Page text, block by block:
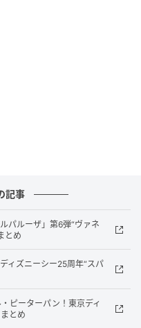
祭が企画されていま
ウントと小柳社長アカ
る予定で、30万食突
格キャンペーン・視聴
意されています。
記事
パルーザ」第6弾“ヴァネ
とめ
ィズニーシー25周年“スパ
ピーターパン！東京ディ
とめ